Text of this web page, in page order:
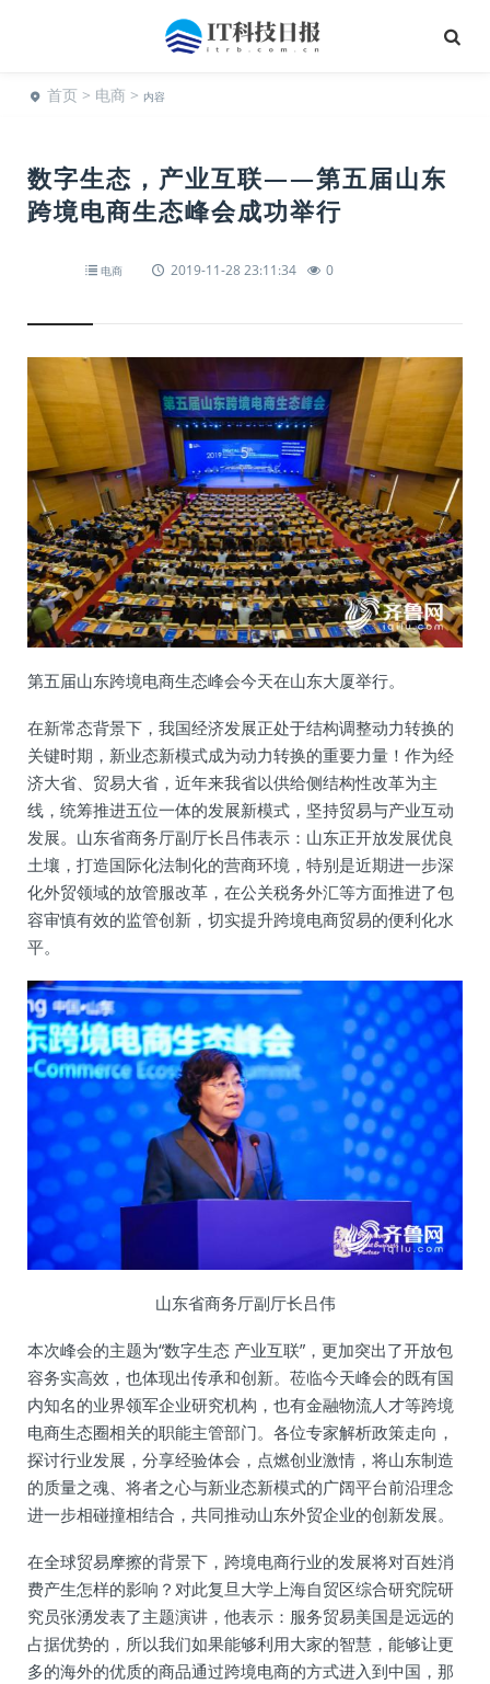
首页 > 电商 > 内容
数字生态，产业互联——第五届山东
跨境电商生态峰会成功举行
电商 2019-11-28 23:11:34 0
第五届山东跨境电商生态峰会今天在山东大厦举行。
在新常态背景下，我国经济发展正处于结构调整动力转换的
关键时期，新业态新模式成为动力转换的重要力量！作为经
济大省、贸易大省，近年来我省以供给侧结构性改革为主
线，统筹推进五位一体的发展新模式，坚持贸易与产业互动
发展。山东省商务厅副厅长吕伟表示：山东正开放发展优良
土壤，打造国际化法制化的营商环境，特别是近期进一步深
化外贸领域的放管服改革，在公关税务外汇等方面推进了包
容审慎有效的监管创新，切实提升跨境电商贸易的便利化水
平。
山东省商务厅副厅长吕伟
本次峰会的主题为“数字生态 产业互联”，更加突出了开放包
容务实高效，也体现出传承和创新。莅临今天峰会的既有国
内知名的业界领军企业研究机构，也有金融物流人才等跨境
电商生态圈相关的职能主管部门。各位专家解析政策走向，
探讨行业发展，分享经验体会，点燃创业激情，将山东制造
的质量之魂、将者之心与新业态新模式的广阔平台前沿理念
进一步相碰撞相结合，共同推动山东外贸企业的创新发展。
在全球贸易摩擦的背景下，跨境电商行业的发展将对百姓消
费产生怎样的影响？对此复旦大学上海自贸区综合研究院研
究员张湧发表了主题演讲，他表示：服务贸易美国是远远的
占据优势的，所以我们如果能够利用大家的智慧，能够让更
多的海外的优质的商品通过跨境电商的方式进入到中国，那